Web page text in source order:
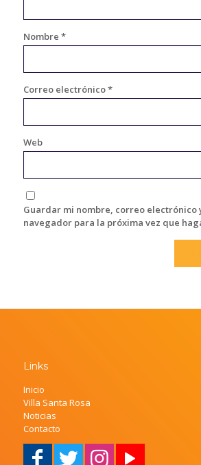
Nombre *
Correo electrónico*
Web
Guardar mi nombre, correo electrónico
navegador para la próxima vez que
Links
Inicio
Villa Santa Rosa
Noticias
Contacto